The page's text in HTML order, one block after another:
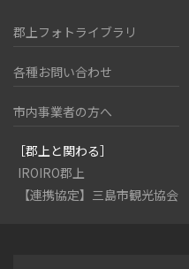
郡上フォトライブラリ
各種お問い合わせ
市内事業者の方へ
［郡上と関わる］
IROIRO郡上
【連携協定】三島市観光協会